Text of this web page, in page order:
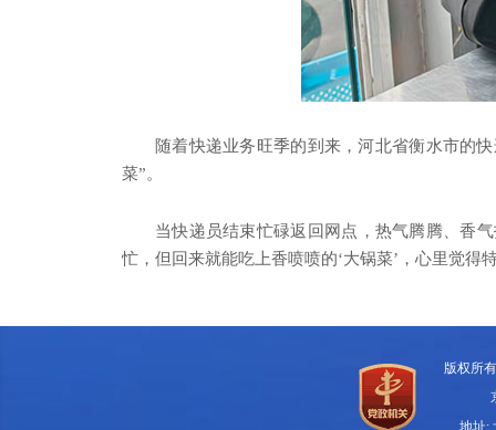
随着快递业务旺季的到来，河北省衡水市的
菜”。
当快递员结束忙碌返回网点，热气腾腾、香
忙，但回来就能吃上香喷喷的‘大锅菜’，心里觉得
版权所
地址: